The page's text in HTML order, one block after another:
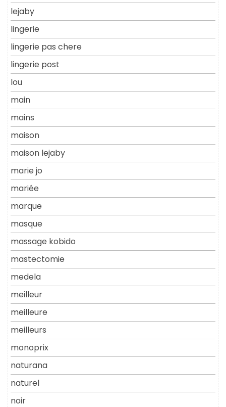
lejaby
lingerie
lingerie pas chere
lingerie post
lou
main
mains
maison
maison lejaby
marie jo
mariée
marque
masque
massage kobido
mastectomie
medela
meilleur
meilleure
meilleurs
monoprix
naturana
naturel
noir